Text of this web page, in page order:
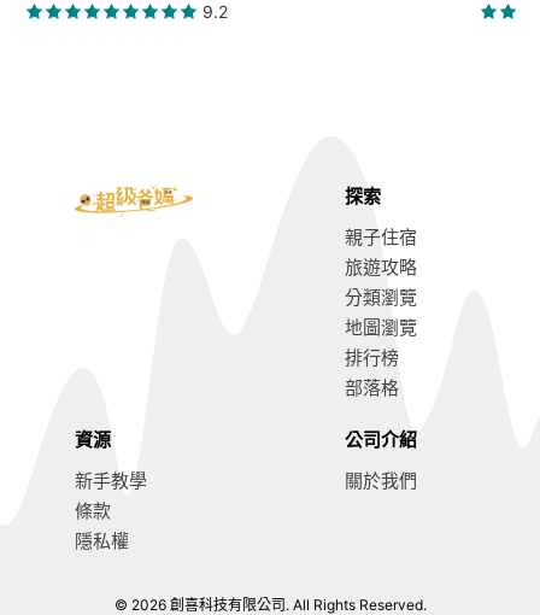
9.2
探索
親子住宿
旅遊攻略
分類瀏覽
地圖瀏覽
排行榜
部落格
資源
新手教學
條款
隱私權
公司介紹
關於我們
© 2026 創喜科技有限公司. All Rights Reserved.